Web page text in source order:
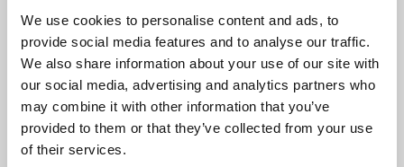
We use cookies to personalise content and ads, to
provide social media features and to analyse our traffic.
We also share information about your use of our site with
our social media, advertising and analytics partners who
may combine it with other information that you’ve
provided to them or that they’ve collected from your use
of their services.
EMAIL
SELECT COUNTRY